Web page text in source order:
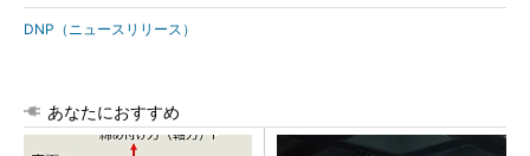
DNP（ニュースリリース）
あなたにおすすめ